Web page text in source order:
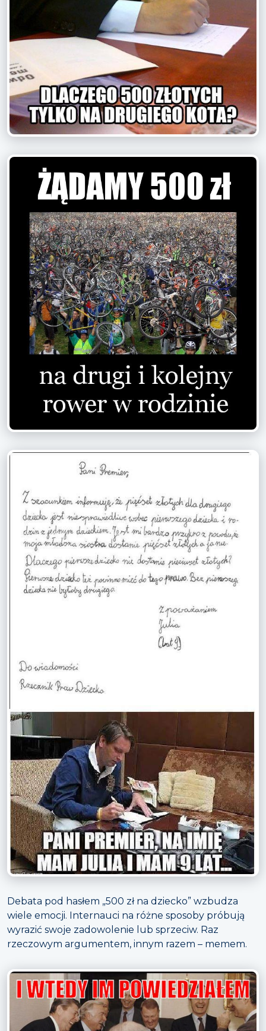
Debata pod hasłem „500 zł na dziecko” wzbudza
wiele emocji. Internauci na różne sposoby próbują
wyrazić swoje zadowolenie lub sprzeciw. Raz
rzeczowym argumentem, innym razem – memem.